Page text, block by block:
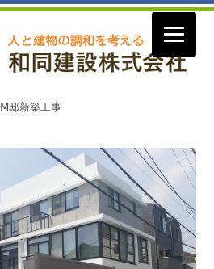
ン
テ
へ
キ
プ
Ⅿ邸新築工事